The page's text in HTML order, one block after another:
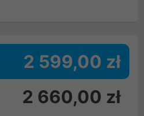
2 599,00 zł
2 660,00 zł